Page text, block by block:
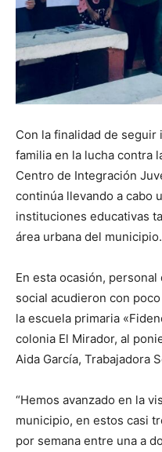
Con la finalidad de
familia en la lucha contra
Centro de Integración
continúa llevando a cabo
instituciones educativas
área urbana del municipio.
En esta ocasión,
social acudieron con
la escuela primaria
colonia El Mirador, al
Aida García, Trabajadora
“Hemos avanzado en la
municipio, en estos casi
por semana entre una a